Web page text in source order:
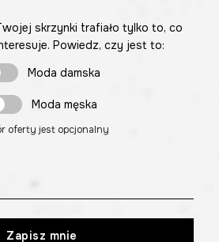
skrzynki trafiało tylko to, co
Powiedz, czy jest to:
Moda damska
Moda męska
oferty jest opcjonalny
Zapisz mnie